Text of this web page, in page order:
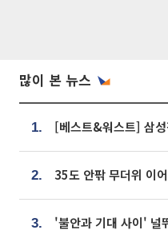
많이 본 뉴스
1.
2.
3.